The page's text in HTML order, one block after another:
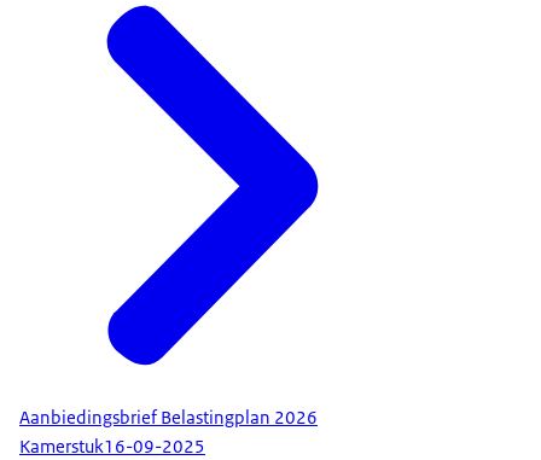
Aanbiedingsbrief Belastingplan 2026
Kamerstuk16-09-2025